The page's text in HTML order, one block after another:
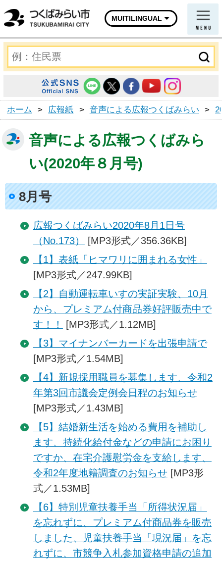
MUITILINGUAL
ホーム > 広報紙 > 音声による広報つくばみらい >
音声による広報つくばみら
い(2020年８月号)
8月号
広報つくばみらい2020年8月1日号
（No.173）
[MP3形式／356.36KB]
【1】表紙「ヒマワリに囲まれる女性」
[MP3形式／247.99KB]
【2】自動運転車いすの実証実験、10月
から、プレミアム付商品券好評販売中で
す！！
[MP3形式／1.12MB]
【3】マイナンバーカードを出張申請で
[MP3形式／1.54MB]
【4】新規採用職員を募集します、令和2
年第3回市議会定例会日程のお知らせ
[MP3形式／1.43MB]
【5】結婚新生活を始める費用を補助し
ます、持続化給付金などの申請にお困り
ですか、在宅介護慰労金を支給します、
令和2年度地籍調査のお知らせ[MP3形
式／1.53MB]
【6】特別児童扶養手当「所得状況届」
を忘れずに、プレミアム付商品券を販売
しました、児童扶養手当「現況届」を忘
れずに、市競争入札参加資格申請の追加